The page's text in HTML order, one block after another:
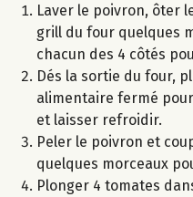
Laver le poivron, ôter
grill du four quelques
chacun des 4 côtés
Dés la sortie du four,
alimentaire fermé
et laisser refroidir.
Peler le poivron et
quelques morceaux
Plonger 4 tomates